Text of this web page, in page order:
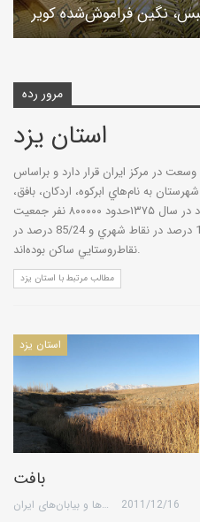
نگين فراموش‌شده كوير
مرور رده
استان یزد
كيلومتر مربع‌ وسعت‌ در مركز ايران‌ قرار دارد و براساس‌
به‌ نام‌هاي‌ ابركوه‌، اردكان‌، بافق‌،
تفت‌، مهريز، ميبد و يزد است‌. استان‌ يزد در سال‌ ۱۳۷۵حدود ۸۰۰۰۰۰ نفر جمعيت‌
داشته‌ است‌. از اين‌ تعداد 15/75 درصد در نقاط‌ شهري‌ و 85/24 درصد در
نقاط‌روستايي‌ ساكن‌ بوده‌اند.
مطالب مرتبط با استان یزد
استان یزد
بافت
گروه کویرها و بیابان‌های ایران 2011/12/16